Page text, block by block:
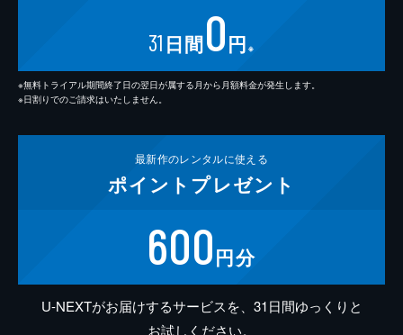
31 日間0円 ※
※無料トライアル期間終了日の翌日が属する月から月額料金が発生します。
※日割りでのご請求はいたしません。
最新作のレンタルに使える
ポイント プレゼント
600円分
U-NEXTがお届けするサービスを、31日間ゆっくりと
お試しください。